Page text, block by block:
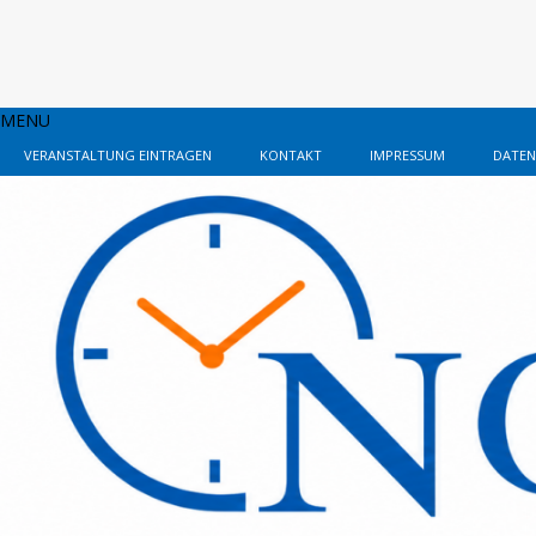
MENU
VERANSTALTUNG EINTRAGEN KONTAKT IMPRESSUM